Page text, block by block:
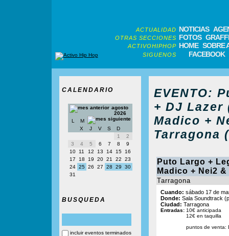
ACTUALIDAD NOTICIAS
OTRAS SECCIONES FOTOS
ACTIVOHIPHOP HOME SOBRE
SIGUENOS FACEBOOK
CALENDARIO
agosto
2026
L
M
X
J V S
D
1
2
3
4 5 6 7 8
9
10
11 12 13 14 15
16
17
18 19 20 21 22
23
24 25 26 27 28 29
30
31
BUSQUEDA
incluir eventos terminados
EVENTO:
+ DJ Lazer
Madico +
Tarragona
Puto Largo +
Madico + Nei2
Tarragona
Cuando: sábado 17 de
Donde: Sala Soundtrack
Ciudad: Tarragona
Entradas: 10€ anticipada
12€ en taquilla
puntos de venta: